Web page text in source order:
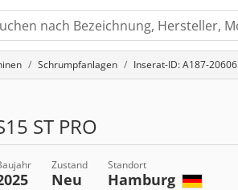
Schrumpfanlagen Inserat-ID: A187-20606
ST PRO
Zustand
Neu
Standort
Hamburg